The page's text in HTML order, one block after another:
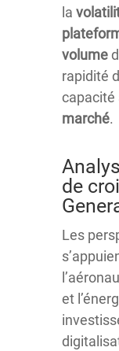
la
volume
rapidité
capacité
marché.
de
Les
et